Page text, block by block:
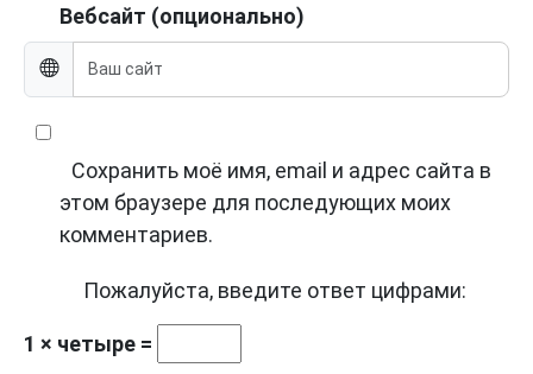
Вебсайт (опционально)
Сохранить моё имя, email и адрес сайта в
этом браузере для последующих моих
комментариев.
Пожалуйста, введите ответ цифрами:
1 × четыре =